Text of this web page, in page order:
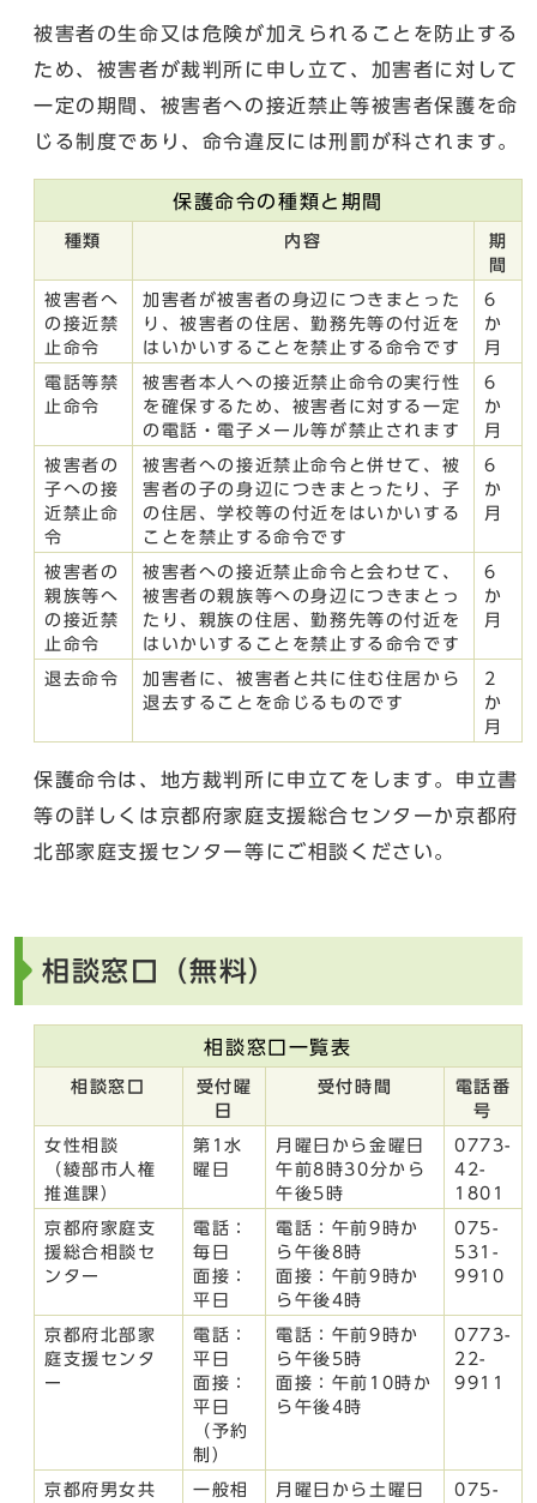
被害者の生命又は危険が加えられることを防止する
ため、被害者が裁判所に申し立て、加害者に対して
一定の期間、被害者への接近禁止等被害者保護を命
じる制度であり、命令違反には刑罰が科されます。
保護命令の種類と期間
種類 内容
期
間
被害者へ
の接近禁
止命令
加害者が被害者の身辺につきまとった
り、被害者の住居、勤務先等の付近を
はいかいすることを禁止する命令です
6
か
月
電話等禁
止命令
被害者本人への接近禁止命令の実行性
を確保するため、被害者に対する一定
の電話・電子メール等が禁止されます
6
か
月
被害者の
子への接
近禁止命
令
被害者への接近禁止命令と併せて、被
害者の子の身辺につきまとったり、子
の住居、学校等の付近をはいかいする
ことを禁止する命令です
6
か
月
被害者の
親族等へ
の接近禁
止命令
被害者への接近禁止命令と会わせて、
被害者の親族等への身辺につきまとっ
たり、親族の住居、勤務先等の付近を
はいかいすることを禁止する命令です
6
か
月
退去命令
加害者に、被害者と共に住む住居から
退去することを命じるものです
2
か
月
保護命令は、地方裁判所に申立てをします。申立書
等の詳しくは京都府家庭支援総合センターか京都府
北部家庭支援センター等にご相談ください。
相談窓口（無料）
相談窓口一覧表
相談窓口
受付曜
日
受付時間
電話番
号
女性相談
（綾部市人権
推進課）
第1水
曜日
月曜日から金曜日
午前8時30分から
午後5時
0773-
42-
1801
京都府家庭支
援総合相談セ
ンター
電話：
毎日
面接：
平日
電話：午前9時か
ら午後8時
面接：午前9時か
ら午後4時
075-
531-
9910
京都府北部家
庭支援センタ
ー
電話：
平日
面接：
平日
（予約
制）
電話：午前9時か
ら午後5時
面接：午前10時か
ら午後4時
0773-
22-
9911
京都府男女共
一般相
月曜日から土曜日
075-